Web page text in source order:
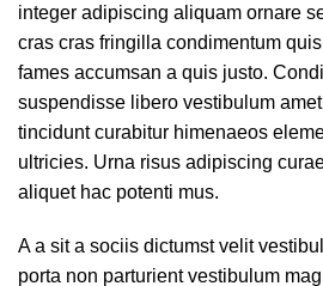
integer adipiscing aliquam ornare
cras cras fringilla condimentum
fames accumsan a quis justo.
suspendisse libero vestibulum
tincidunt curabitur himenaeos
ultricies. Urna risus adipiscing
aliquet hac potenti mus.
A a sit a sociis dictumst velit
porta non parturient vestibulum